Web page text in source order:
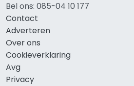
Bel ons: 085-04 10 177
Contact
Adverteren
Over ons
Cookieverklaring
Avg
Privacy